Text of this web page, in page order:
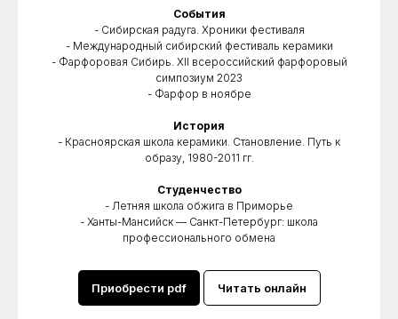
События
- Сибирская радуга. Хроники фестиваля
- Международный сибирский фестиваль керамики
- Фарфоровая Сибирь. XII всероссийский фарфоровый
симпозиум 2023
- Фарфор в ноябре
История
- Красноярская школа керамики. Становление. Путь к
образу, 1980-2011 гг.
Студенчество
- Летняя школа обжига в Приморье
- Ханты-Мансийск — Санкт-Петербург: школа
профессионального обмена
Приобрести pdf Читать онлайн